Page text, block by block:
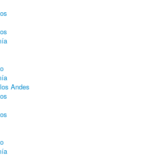
Andes